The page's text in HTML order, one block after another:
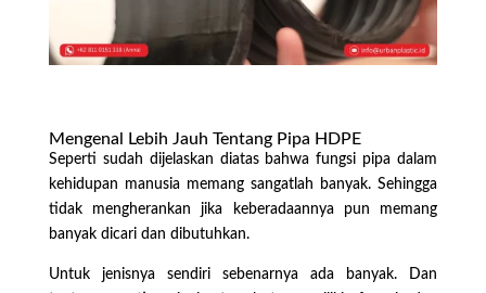
Mengenal Lebih Jauh Tentang Pipa HDPE
Seperti sudah dijelaskan diatas bahwa fungsi pipa dalam
kehidupan manusia memang sangatlah banyak. Sehingga
tidak mengherankan jika keberadaannya pun memang
banyak dicari dan dibutuhkan.
Untuk jenisnya sendiri sebenarnya ada banyak. Dan